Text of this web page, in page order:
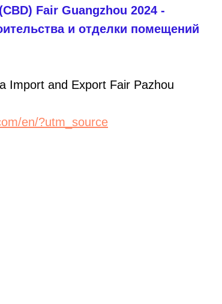
Fair Guangzhou 2024 -
и отделки помещений
Import and Export Fair Pazhou
en/?utm_source